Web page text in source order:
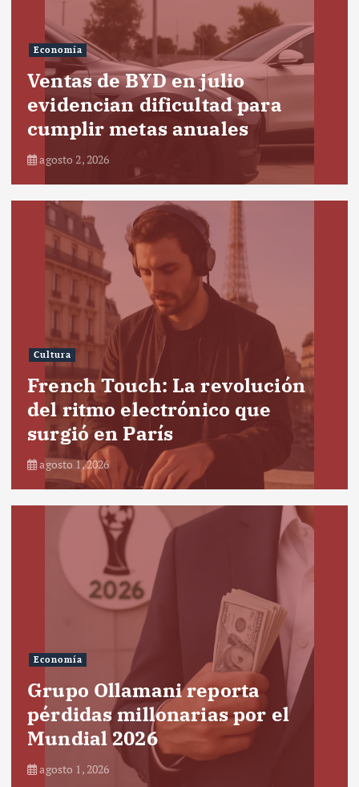
Economía
Ventas de BYD en julio
evidencian dificultad para
cumplir metas anuales
agosto 2, 2026
Cultura
French Touch: La revolución
del ritmo electrónico que
surgió en París
agosto 1, 2026
Economía
Grupo Ollamani reporta
pérdidas millonarias por el
Mundial 2026
agosto 1, 2026